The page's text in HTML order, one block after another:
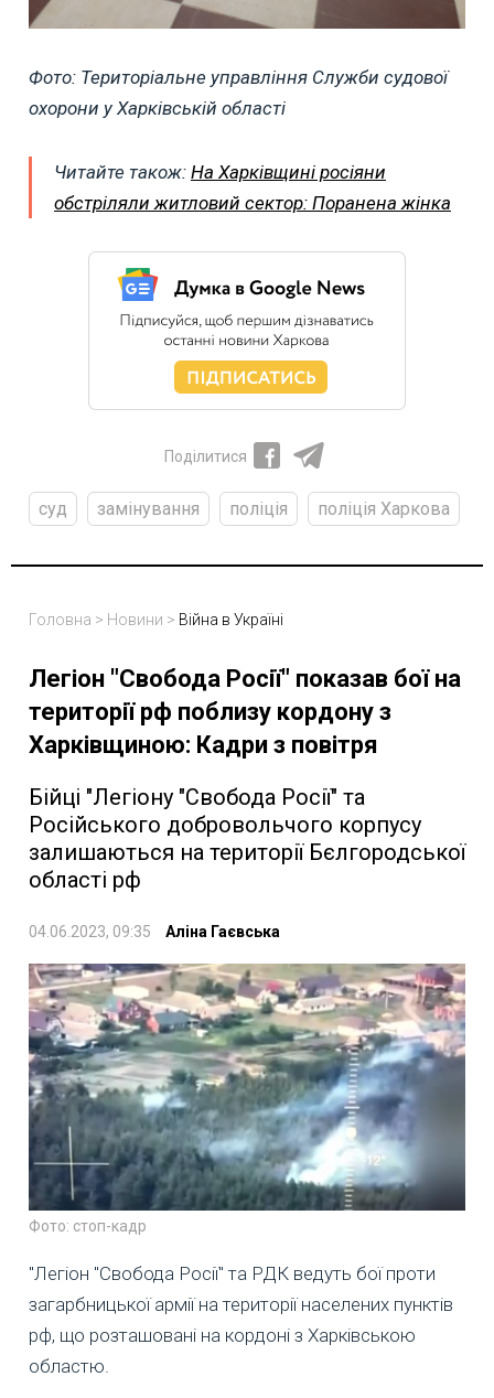
Фото: Територіальне управління Служби судової
охорони у Харківській області
Читайте також: На Харківщині росіяни
обстріляли житловий сектор: Поранена жінка
Поділитися
суд замінування поліція поліція Харкова
Головна > Новини > Війна в Україні
Легіон "Свобода Росії" показав бої на
території рф поблизу кордону з
Харківщиною: Кадри з повітря
Бійці "Легіону "Свобода Росії" та
Російського добровольчого корпусу
залишаються на території Бєлгородської
області рф
04.06.2023, 09:35 Аліна Гаєвська
Фото: стоп-кадр
"Легіон "Свобода Росії" та РДК ведуть бої проти
загарбницької армії на території населених пунктів
рф, що розташовані на кордоні з Харківською
областю.